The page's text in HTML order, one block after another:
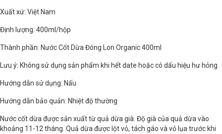
Xuất xứ: Việt Nam
Định lượng: 400ml/hộp
Thành phần: Nước Cốt Dừa Đóng Lon Organic 400ml
Lưu ý: Không sử dụng sản phẩm khi hết date hoặc có dấu hiệu hư hỏng
Hướng dẫn sử dụng: Nấu
Hướng dẫn bảo quản: Nhiệt độ thường
Nước cốt dừa được sản xuất từ quả dừa già. Độ già của quả dừa vào
khoảng 11-12 tháng. Quả dừa được lột vỏ, tách gáo và vỏ lụa trước khi